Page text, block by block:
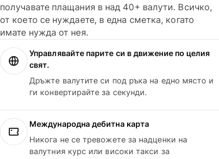
получавате плащания в над 40+ валути. Всичко,
от което се нуждаете, в една сметка, когато
имате нужда от нея.
Управлявайте парите си в движение по целия
свят.
Дръжте валутите си под ръка на едно място и
ги конвертирайте за секунди.
Международна дебитна карта
Никога не се тревожете за надценки на
валутния курс или високи такси за